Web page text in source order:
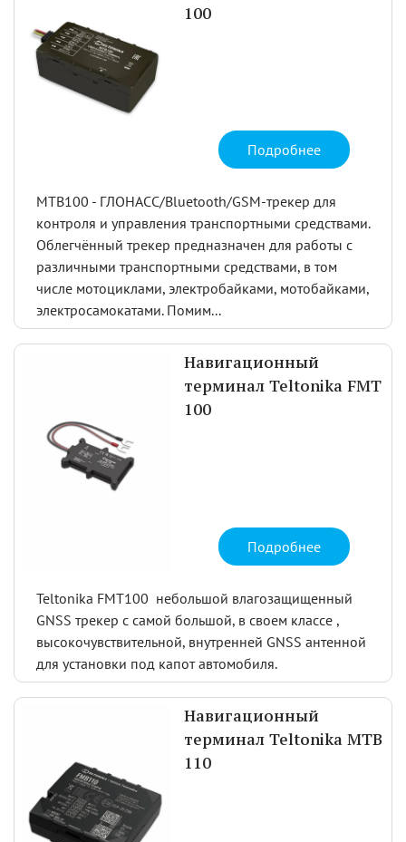
100
Подробнее
MTB100 - ГЛОНАСС/Bluetooth/GSM-трекер для
контроля и управления транспортными средствами.
Облегчённый трекер предназначен для работы с
различными транспортными средствами, в том
числе мотоциклами, электробайками, мотобайками,
электросамокатами. Помим...
Навигационный
терминал Teltonika FMT
100
Подробнее
Teltonika FMT100 небольшой влагозащищенный
GNSS трекер с самой большой, в своем классе ,
высокочувствительной, внутренней GNSS антенной
для установки под капот автомобиля.
Навигационный
терминал Teltonika MTB
110